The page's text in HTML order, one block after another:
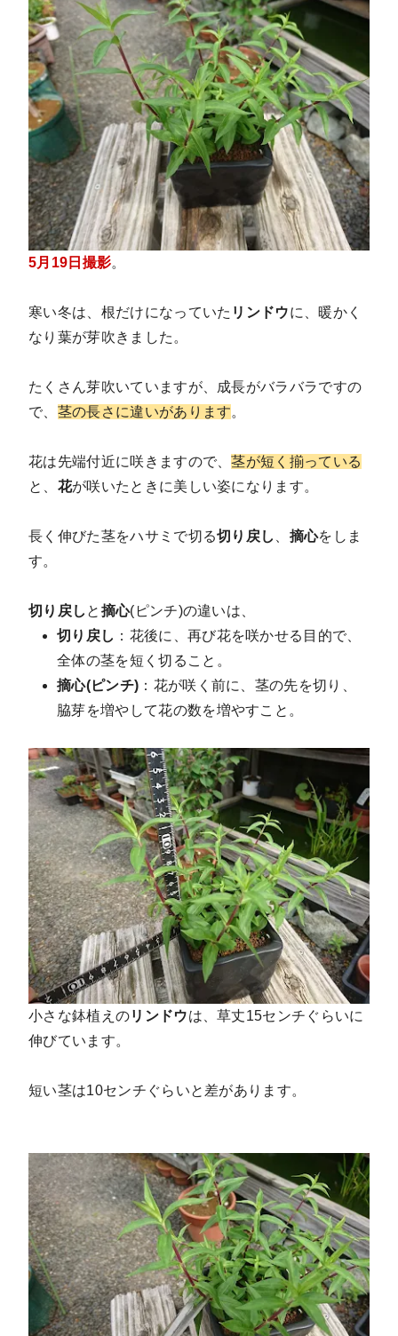
5月19日撮影。
寒い冬は、根だけになっていた リンドウに、暖かく
なり葉が芽吹きました。
たくさん芽吹いていますが、成長がバラバラですの
で、 茎の長さに違いがあります。
花は先端付近に咲きますので、茎が短く揃っている
と、 花が咲いたときに美しい姿になります。
長く伸びた茎をハサミで切る切り戻し 摘心をしま
す。
切り戻し と 摘心(ピンチ)の違いは、
切り戻し ：花後に、再び花を咲かせる目的で、
全体の茎を短く切ること。
摘心(ピンチ) ：花が咲く前に、茎の先を切り、
脇芽を増やして花の数を増やすこと。
小さな鉢植えのリンドウは、草丈15センチぐらいに
伸びています。
短い茎は10センチぐらいと差があります。